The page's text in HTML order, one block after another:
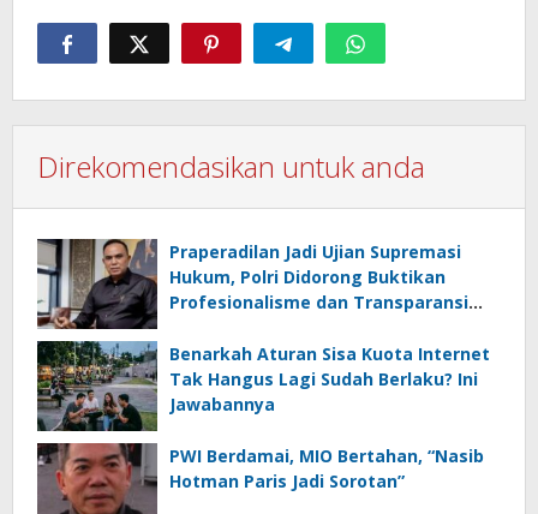
Direkomendasikan untuk anda
Praperadilan Jadi Ujian Supremasi
Hukum, Polri Didorong Buktikan
Profesionalisme dan Transparansi
Benarkah Aturan Sisa Kuota Internet
Tak Hangus Lagi Sudah Berlaku? Ini
Jawabannya
PWI Berdamai, MIO Bertahan, “Nasib
Hotman Paris Jadi Sorotan”